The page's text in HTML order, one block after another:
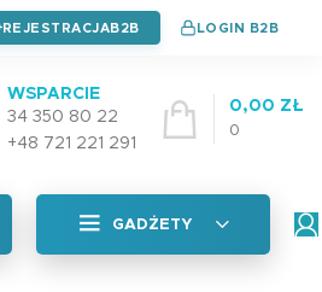
REJESTRACJA LOGIN B2B
WSPARCIE
34 350 80 22
+48 721 221 291
0
0,00 ZŁ
GADŻETY